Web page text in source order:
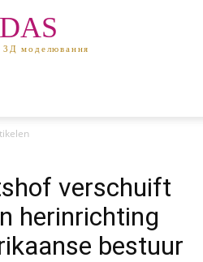
3Д моделювання
verschuift
herinrichting
bestuur